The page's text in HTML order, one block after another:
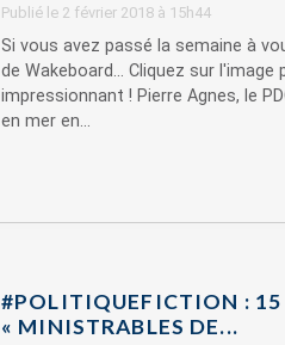
Publié le 2 février 2018 à 15h44
Si vous avez passé la semaine à
de Wakeboard... Cliquez sur
impressionnant ! Pierre Agnes, le
en mer en...
#POLITIQUEFICTION : 15
« MINISTRABLES DE...